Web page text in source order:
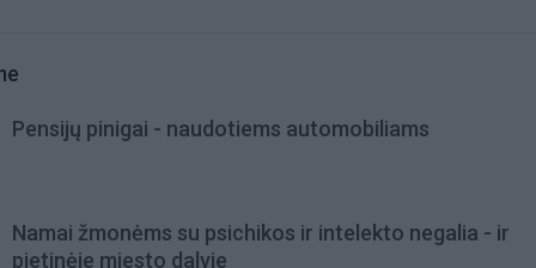
Pensijų pinigai - naudotiems automobiliams
Namai žmonėms su psichikos ir intelekto negalia - ir
pietinėje miesto dalyje